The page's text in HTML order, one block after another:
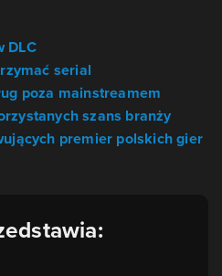
DLC
serial
poza mainstreamem
szans branży
premier polskich gier